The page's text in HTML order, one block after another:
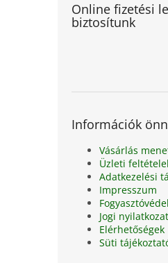
Online fizetési
biztosítunk
Információk
Vásárlás
Üzleti
Adatkezelési
Impresszum
Jogi nyilatkozat
Elérhetőségek
Süti